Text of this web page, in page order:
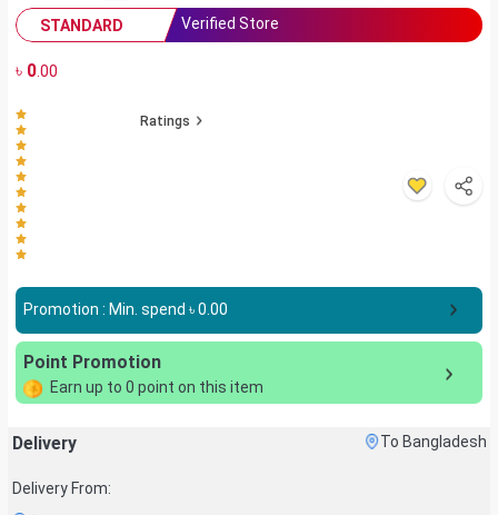
STANDARD
Verified Store
৳ 0.00
Ratings
Promotion : Min. spend ৳0.00
Point Promotion
Earn up to 0 point on this item
Delivery To Bangladesh
Delivery From: